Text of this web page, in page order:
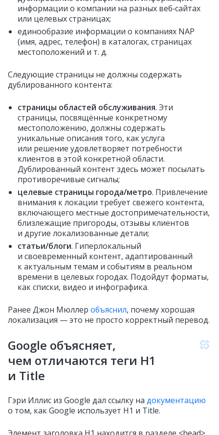
информации о компании на разных веб‑сайтах
или целевых страницах;
единообразие информации о компаниях NAP
(имя, адрес, телефон) в каталогах, страницах
местоположений и т. д.
Следующие страницы не должны содержать
дублированного контента:
страницы областей обслуживания. Эти
страницы, посвящённые конкретному
местоположению, должны содержать
уникальные описания того, как услуга
или решение удовлетворяет потребности
клиентов в этой конкретной области.
Дублированный контент здесь может посылать
противоречивые сигналы;
целевые страницы города/метро. Привлечение
внимания к локации требует свежего контента,
включающего местные достопримечательности,
близлежащие пригороды, отзывы клиентов
и другие локализованные детали;
статьи/блоги. Гиперлокальный
и своевременный контент, адаптированный
к актуальным темам и событиям в реальном
времени в целевых городах. Подойдут форматы,
как списки, видео и инфографика.
Ранее Джон Мюллер объяснил, почему хорошая
локализация — это не просто корректный перевод.
Google объясняет,
чем отличаются теги H1
и Title
Гэри Иллис из Google дал ссылку на документацию
о том, как Google использует H1 и Title.